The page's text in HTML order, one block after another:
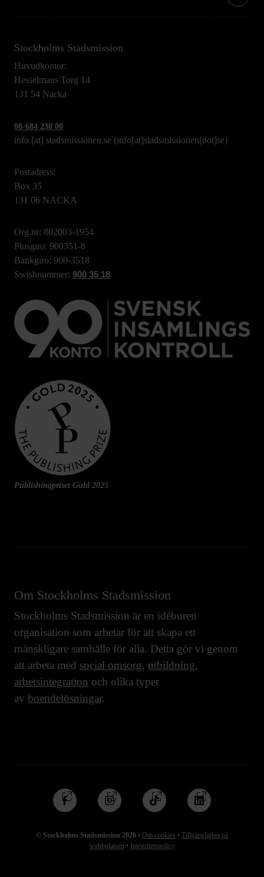
Stockholms Stadsmission
Huvudkontor:
Hesselmans Torg 14
131 54 Nacka
08-684 230 00
info [at] stadsmissionen.se (info[at]stadsmissionen[dot]se)
Postadress:
Box 35
131 06 NACKA
Org.nr: 802003-1954
Plusgiro: 900351-8
Bankgiro: 900-3518
Swishnummer: 900 35 18
Publishingpriset Guld 2025
Om Stockholms Stadsmission
Stockholms Stadsmission är en idéburen
organisation som arbetar för att skapa ett
mänskligare samhälle för alla. Detta gör vi genom
att arbeta med social omsorg, utbildning,
arbetsintegration och olika typer
av boendelösningar.
© Stockholms Stadsmission 2026 • Om cookies • Tillgänglighet på
webbplatsen • Integritetspolicy
Följ
oss
Facebook
Följ
oss
Instagram
Följ
oss
TikTok
Följ
oss
Linkedin